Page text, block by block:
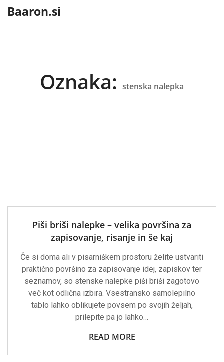
Baaron.si
Oznaka: stenska nalepka
Piši briši nalepke – velika površina za
zapisovanje, risanje in še kaj
Če si doma ali v pisarniškem prostoru želite ustvariti
praktično površino za zapisovanje idej, zapiskov ter
seznamov, so stenske nalepke piši briši zagotovo
več kot odlična izbira. Vsestransko samolepilno
tablo lahko oblikujete povsem po svojih željah,
prilepite pa jo lahko…
READ MORE